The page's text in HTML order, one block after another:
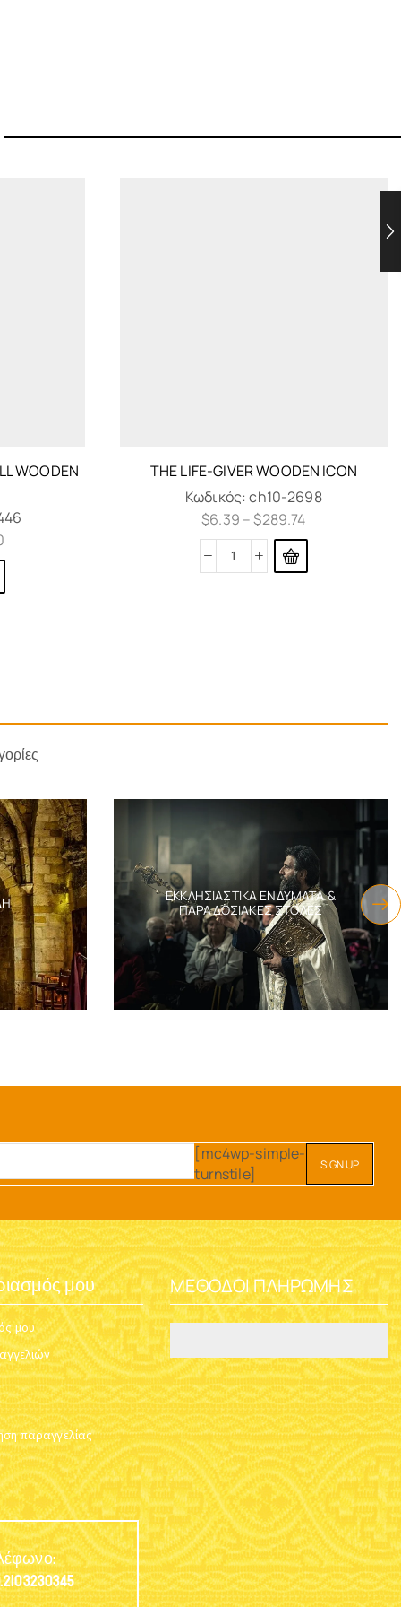
WOODEN
THE LIFE-GIVER WOODEN ICON
Κωδικός:ch10-2698
$6.39 – $289.74
ΕΚΚΛΗΣΙΑΣΤΙΚΆ ΕΝΔΎΜΑΤΑ &
ΠΑΡΑΔΟΣΙΑΚΈΣ ΣΤΟΛΈΣ
[mc4wp-simple-
turnstile]
μου
μου
παραγγελίας
ΜΈΘΟΔΟΙ ΠΛΗΡΩΜΉΣ